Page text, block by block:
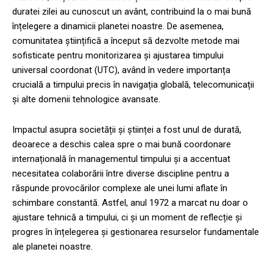
duratei zilei au cunoscut un avânt, contribuind la o mai bună
înțelegere a dinamicii planetei noastre. De asemenea,
comunitatea științifică a început să dezvolte metode mai
sofisticate pentru monitorizarea și ajustarea timpului
universal coordonat (UTC), având în vedere importanța
crucială a timpului precis în navigația globală, telecomunicații
și alte domenii tehnologice avansate.
Impactul asupra societății și științei a fost unul de durată,
deoarece a deschis calea spre o mai bună coordonare
internațională în managementul timpului și a accentuat
necesitatea colaborării între diverse discipline pentru a
răspunde provocărilor complexe ale unei lumi aflate în
schimbare constantă. Astfel, anul 1972 a marcat nu doar o
ajustare tehnică a timpului, ci și un moment de reflecție și
progres în înțelegerea și gestionarea resurselor fundamentale
ale planetei noastre.